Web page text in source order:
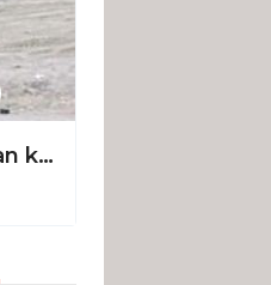
Başkan Çolakbayrakdar’dan kentsel dönüşümde anahtar teslimi ve dev park müjdesi